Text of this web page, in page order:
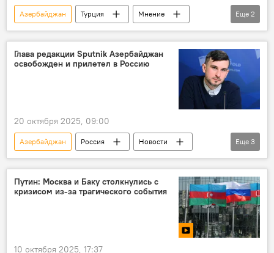
Азербайджан Турция
Мнение
Армения
Граница
Еще 2
Глава редакции Sputnik Азербайджан
освобожден и прилетел в Россию
20 октября 2025, 09:00
Азербайджан Россия
Новости
СМИ
В мире Мария Захарова
Еще 3
Путин: Москва и Баку столкнулись с
кризисом из-за трагического события
10 октября 2025, 17:37